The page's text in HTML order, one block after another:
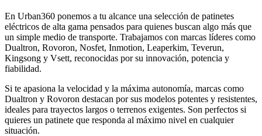
En Urban360 ponemos a tu alcance una selección de patinetes
eléctricos de alta gama pensados para quienes buscan algo más que
un simple medio de transporte. Trabajamos con marcas líderes como
Dualtron, Rovoron, Nosfet, Inmotion, Leaperkim, Teverun,
Kingsong y Vsett, reconocidas por su innovación, potencia y
fiabilidad.
Si te apasiona la velocidad y la máxima autonomía, marcas como
Dualtron y Rovoron destacan por sus modelos potentes y resistentes,
ideales para trayectos largos o terrenos exigentes. Son perfectos si
quieres un patinete que responda al máximo nivel en cualquier
situación.